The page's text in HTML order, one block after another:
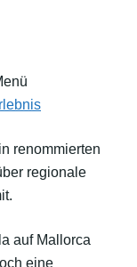
renommierten
regionale
auf Mallorca
eine